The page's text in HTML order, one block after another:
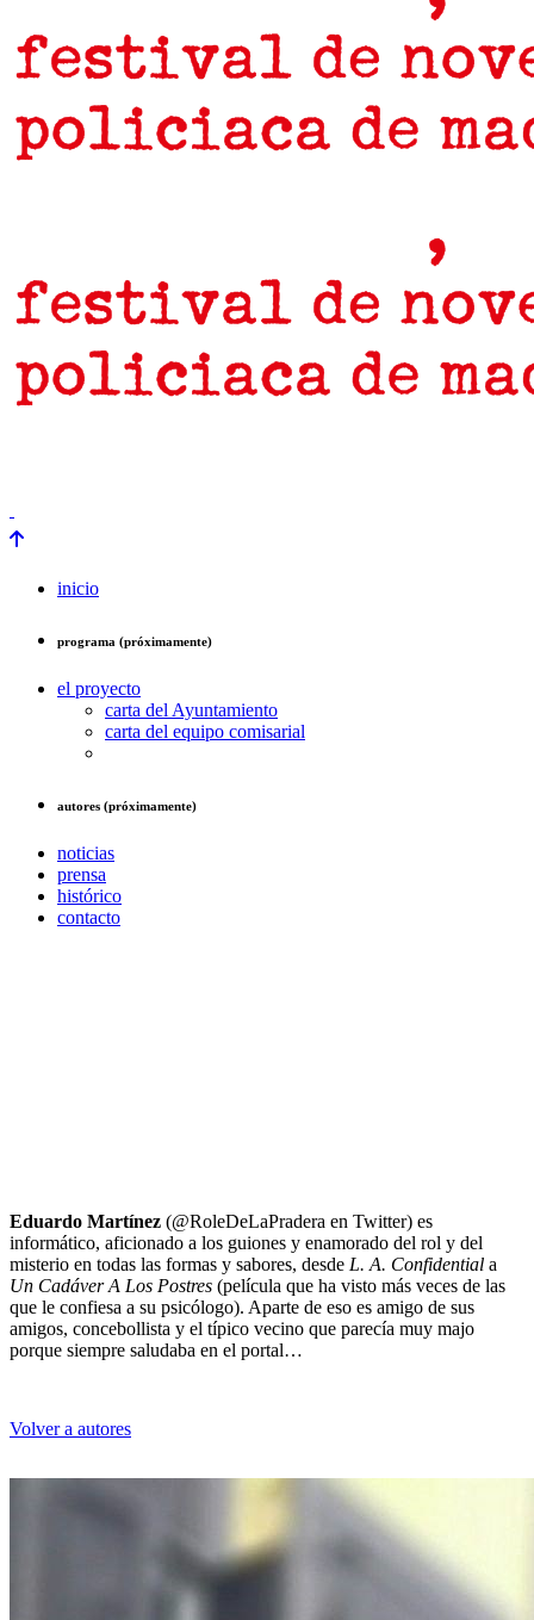
inicio
programa (próximamente)
el proyecto
carta del Ayuntamiento
carta del equipo comisarial
autores (próximamente)
noticias
prensa
histórico
contacto
Eduardo Martínez (@RoleDeLaPradera en Twitter) es
informático, aficionado a los guiones y enamorado del rol y del
misterio en todas las formas y sabores, desde L. A. Confidential a
Un Cadáver A Los Postres (película que ha visto más veces de las
que le confiesa a su psicólogo). Aparte de eso es amigo de sus
amigos, concebollista y el típico vecino que parecía muy majo
porque siempre saludaba en el portal…
Volver a autores